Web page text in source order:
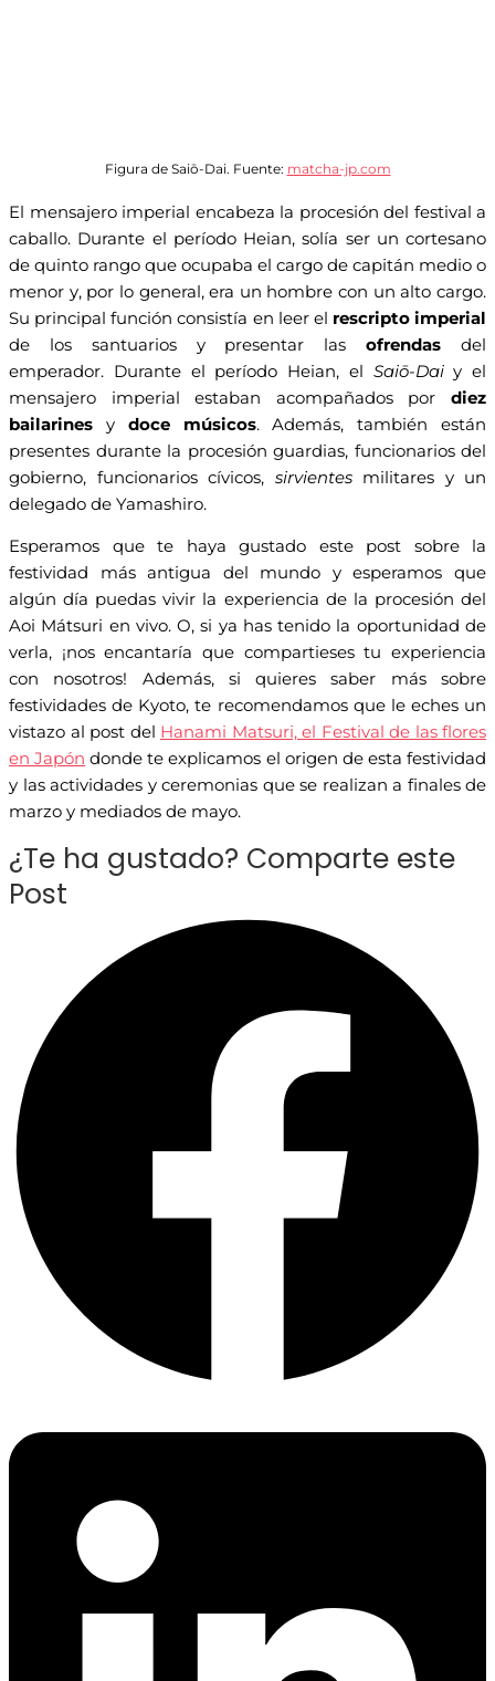
Figura de Saiō-Dai. Fuente: matcha-jp.com
El mensajero imperial encabeza la procesión del festival a
caballo. Durante el período Heian, solía ser un cortesano
de quinto rango que ocupaba el cargo de capitán medio o
menor y, por lo general, era un hombre con un alto cargo.
Su principal función consistía en leer el rescripto imperial
de los santuarios y presentar lasofrendas del
emperador. Durante el período Heian, el Saiō-Daiy el
mensajero imperial estaban acompañados por diez
bailarines y doce músicos. Además, también están
presentes durante la procesión guardias, funcionarios del
gobierno, funcionarios cívicos, sirvientesmilitares y un
delegado de Yamashiro.
Esperamos que te haya gustado este post sobre la
festividad más antigua del mundo y esperamos que
algún día puedas vivir la experiencia de la procesión del
Aoi Mátsuri en vivo. O, si ya has tenido la oportunidad de
verla, ¡nos encantaría que compartieses tu experiencia
con nosotros! Además, si quieres saber más sobre
festividades de Kyoto, te recomendamos que le eches un
vistazo al post del Hanami Matsuri, el Festival de las flores
en Japón donde te explicamos el origen de esta festividad
y las actividades y ceremonias que se realizan a finales de
marzo y mediados de mayo.
¿Te ha gustado? Comparte este
Post